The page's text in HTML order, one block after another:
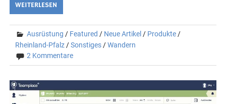
WEITERLESEN
Ausrüstung / Featured / Neue Artikel / Produkte /
Rheinland-Pfalz /Sonstiges /Wandern
2 Kommentare